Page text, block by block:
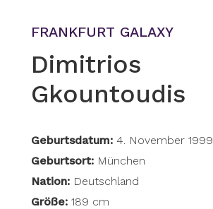
FRANKFURT GALAXY
Dimitrios
Gkountoudis
Geburtsdatum: 4. November 1999
Geburtsort: München
Nation: Deutschland
Größe:189 cm